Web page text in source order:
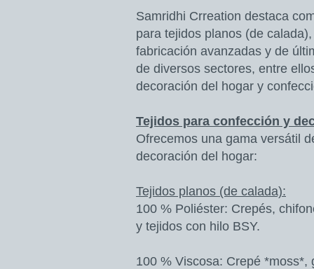
Samridhi Crreation destaca
para tejidos planos (de
fabricación avanzadas y de
de diversos sectores, entre
decoración del hogar y
Tejidos para confección y
Ofrecemos una gama versátil
decoración del hogar:
Tejidos planos (de calada):
100 % Poliéster: Crepés,
y tejidos con hilo BSY.
100 % Viscosa: Crepé